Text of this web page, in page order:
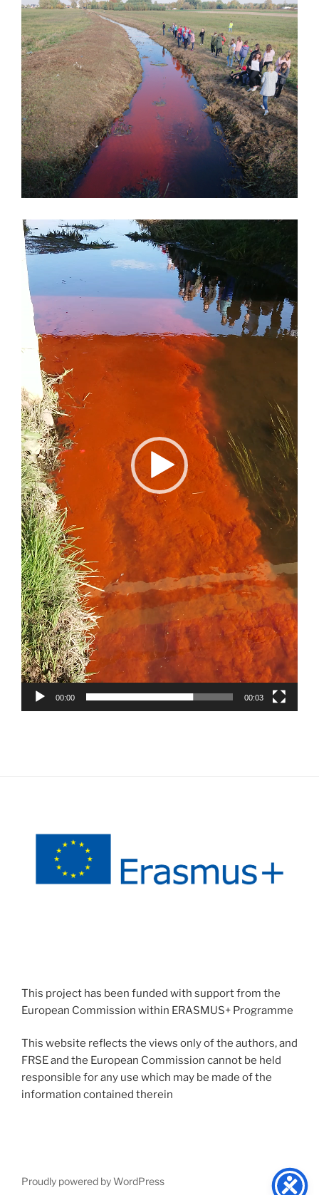
Video
Player
00:00 00:03
This project has been funded with support from the
European Commission within ERASMUS+ Programme
This website reflects the views only of the authors, and
FRSE and the European Commission cannot be held
responsible for any use which may be made of the
information contained therein
Proudly powered by WordPress